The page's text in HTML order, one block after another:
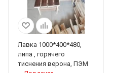
Лавка 1000*400*480,
липа , горячего
тиснения верона, ПЭМ